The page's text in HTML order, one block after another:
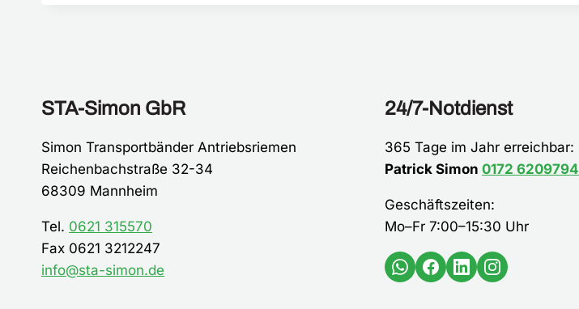
STA-Simon GbR
Simon Transportbänder Antriebsriemen
Reichenbachstraße 32-34
68309 Mannheim
Tel. 0621 315570
Fax 0621 3212247
info@sta-simon.de
24/7-Notdienst
365 Tage im Jahr erreichbar:
Patrick Simon 0172 6209794
Geschäftszeiten:
Mo–Fr 7:00–15:30 Uhr